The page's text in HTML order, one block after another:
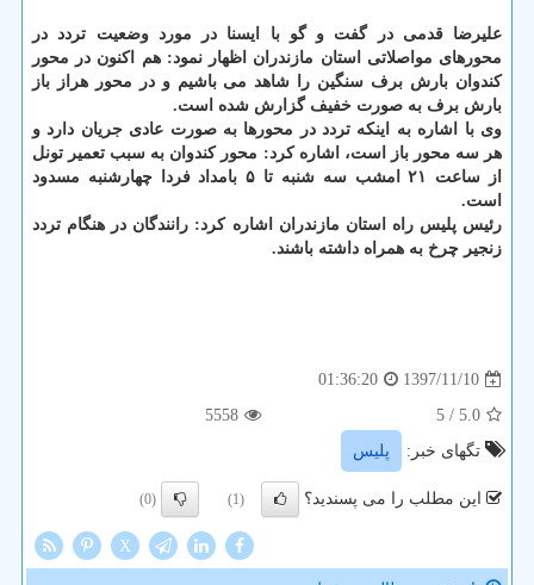
علیرضا قدمی در گفت و گو با ایسنا در مورد وضعیت تردد در
محورهای مواصلاتی استان مازندران اظهار نمود: هم اكنون در محور
كندوان بارش برف سنگین را شاهد می باشیم و در محور هراز باز
بارش برف به صورت خفیف گزارش شده است.
وی با اشاره به اینكه تردد در محورها به صورت عادی جریان دارد و
هر سه محور باز است، اشاره كرد: محور كندوان به سبب تعمیر تونل
از ساعت ۲۱ امشب سه شنبه تا ۵ بامداد فردا چهارشنبه مسدود
است.
رئیس پلیس راه استان مازندران اشاره كرد: رانندگان در هنگام تردد
زنجیر چرخ به همراه داشته باشند.
1397/11/10
01:36:20
5.0
/ 5
5558
تگهای خبر:
پلیس
این مطلب را می پسندید؟ (1)
(0)
X